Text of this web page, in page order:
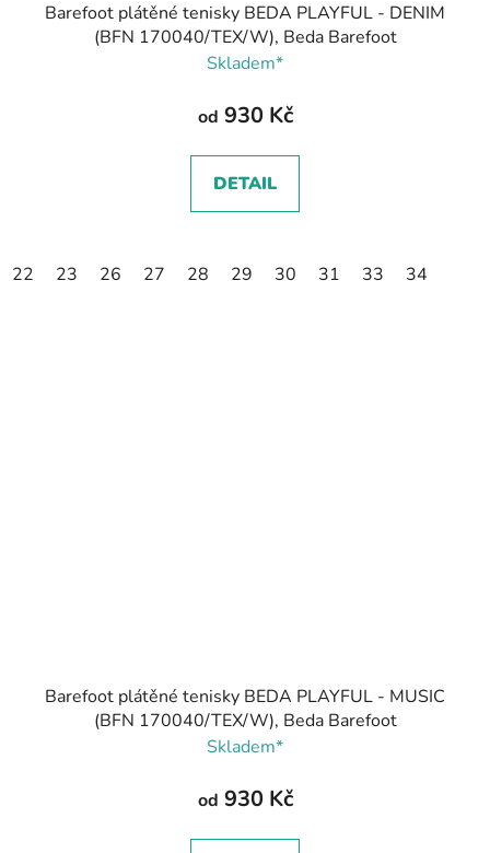
Barefoot plátěné tenisky BEDA PLAYFUL - DENIM
(BFN 170040/TEX/W), Beda Barefoot
Skladem*
od 930 Kč
DETAIL
22 23 26 27 28 29 30 31 33 34
Barefoot plátěné tenisky BEDA PLAYFUL - MUSIC
(BFN 170040/TEX/W), Beda Barefoot
Skladem*
od 930 Kč